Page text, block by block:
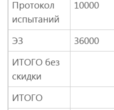
Протокол
испытаний
10000
ЭЗ 36000
ИТОГО без
скидки
ИТОГО